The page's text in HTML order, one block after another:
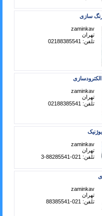
سازی
zaminkav
تهران
تلفن: 02188385541
zaminkav
تهران
تلفن: 02188385541
zaminkav
تهران
تلفن: 021-88285541-3
zaminkav
تهران
تلفن: 021-88385541